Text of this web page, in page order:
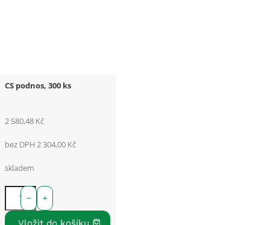
CS podnos, 300 ks
2 580,48 Kč
bez DPH 2 304,00 Kč
skladem
+
−